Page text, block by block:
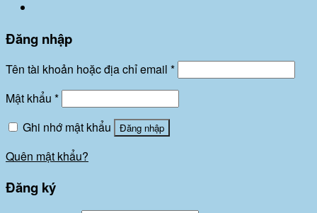
Đăng nhập
Tên tài khoản hoặc địa chỉ email *
Mật khẩu *
Ghi nhớ mật khẩu
Đăng nhập
Quên mật khẩu?
Đăng ký